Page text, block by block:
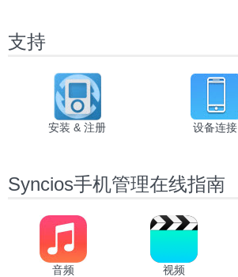
支持
安装 & 注册 设备连接
Syncios手机管理在线指南
音频 视频